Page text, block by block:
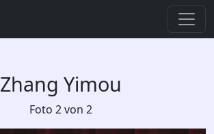
Zhang Yimou
Foto 2 von 2